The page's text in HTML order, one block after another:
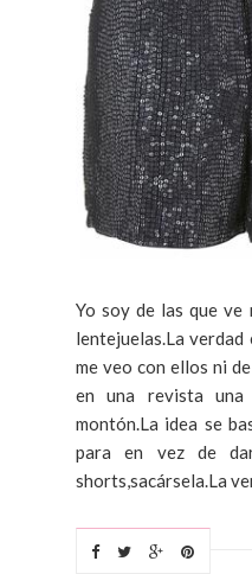
Yo soy de las que
lentejuelas.La verdad
me veo con ellos ni
en una revista
montón.La idea se
para en vez de
shorts,sacársela.La